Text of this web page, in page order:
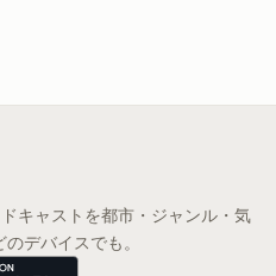
キャストを都市・ジャンル・気
デバイスでも。